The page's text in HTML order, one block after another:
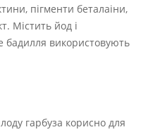
пігменти беталаіни,
Містить йод і
бадилля використовують
гарбуза корисно для